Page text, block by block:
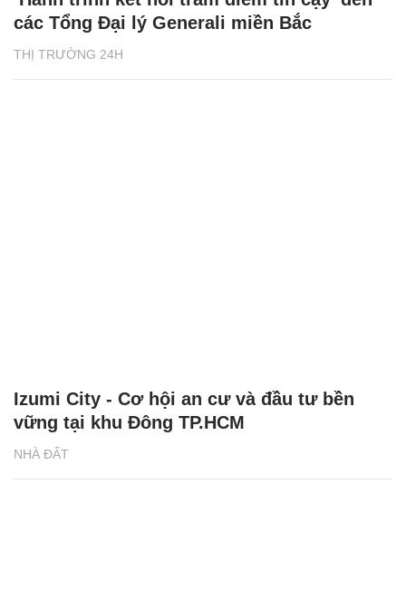
THỊ TRƯỜNG 24H
các Tổng Đại lý Generali miền Bắc
NHÀ ĐẤT
Izumi City - Cơ hội an cư và đầu tư bền
vững tại khu Đông TP.HCM